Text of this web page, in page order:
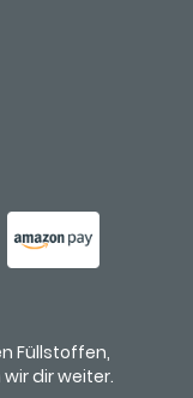
Füllstoffen,
dir weiter.